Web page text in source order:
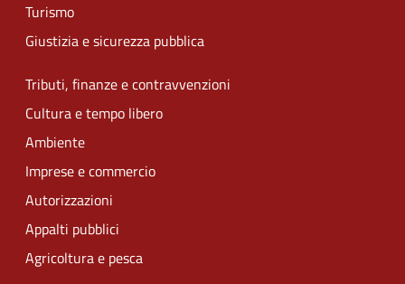
Turismo
Giustizia e sicurezza pubblica
Tributi, finanze e contravvenzioni
Cultura e tempo libero
Ambiente
Imprese e commercio
Autorizzazioni
Appalti pubblici
Agricoltura e pesca